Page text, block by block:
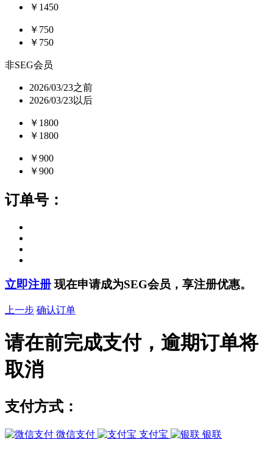
￥1450
￥750
￥750
非SEG会员
2026/03/23之前
2026/03/23以后
￥1800
￥1800
￥900
￥900
订单号：
立即注册 现在申请成为SEG会员，享注册优惠。
上一步 确认订单
请在前完成支付，逾期订单将
取消
支付方式：
微信支付 支付宝 银联